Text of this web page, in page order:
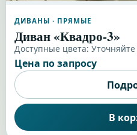
ДИВАНЫ · ПРЯМЫЕ
Диван «Квадро-3»
Доступные цвета:
Цена по запросу
В